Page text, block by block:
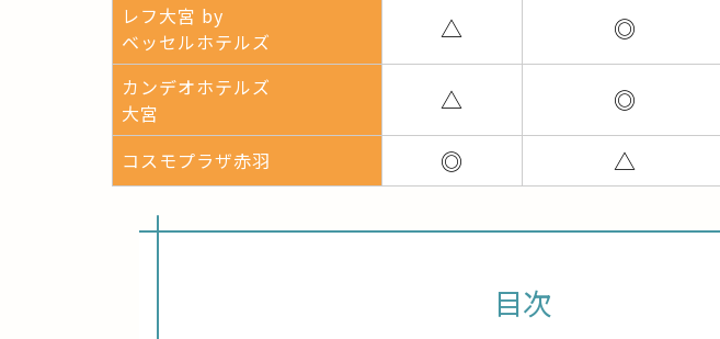
レフ大宮 by
ベッセルホテルズ
△ ◎
カンデオホテルズ
大宮
△ ◎
コスモプラザ赤羽 ◎ △
目次